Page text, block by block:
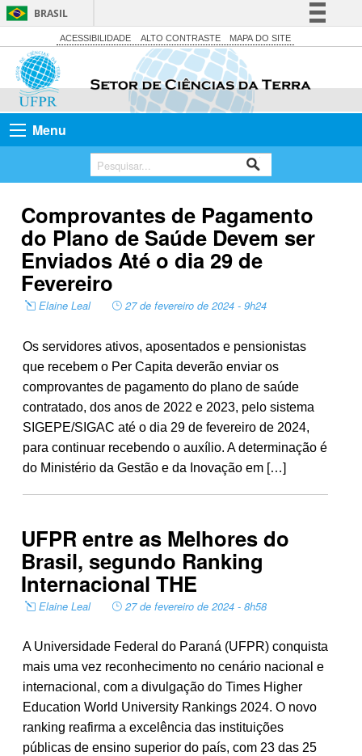
BRASIL
Simplifique!
Comunica BR
Participe
Acesso à informação
Canais
ACESSIBILIDADE ALTO CONTRASTE MAPA DO SITE
Menu
Comprovantes de Pagamento
do Plano de Saúde Devem ser
Enviados Até o dia 29 de
Fevereiro
Elaine Leal 27 de fevereiro de 2024 - 9h24
Os servidores ativos, aposentados e pensionistas
que recebem o Per Capita deverão enviar os
comprovantes de pagamento do plano de saúde
contratado, dos anos de 2022 e 2023, pelo sistema
SIGEPE/SIGAC até o dia 29 de fevereiro de 2024,
para continuar recebendo o auxílio. A determinação é
do Ministério da Gestão e da Inovação em […]
UFPR entre as Melhores do
Brasil, segundo Ranking
Internacional THE
Elaine Leal 27 de fevereiro de 2024 - 8h58
A Universidade Federal do Paraná (UFPR) conquista
mais uma vez reconhecimento no cenário nacional e
internacional, com a divulgação do Times Higher
Education World University Rankings 2024. O novo
ranking reafirma a excelência das instituições
públicas de ensino superior do país, com 23 das 25